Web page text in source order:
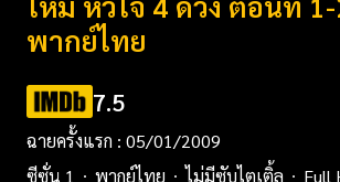
พากย์ไทย
7.5
ฉายครั้งแรก : 05/01/2009
ซีซั่น 1
พากย์ไทย ไม่มีซับไตเติ้ล
Full